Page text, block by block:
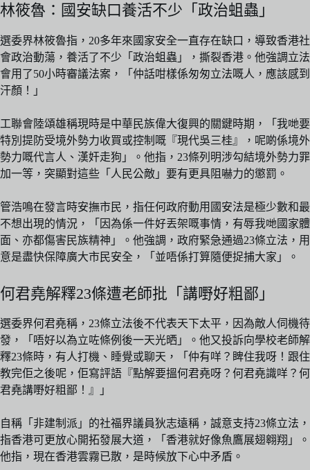
林筱魯：國安缺口養活不少「政治蛆蟲」
選委界林筱魯指，20多年來國家安全一直存在缺口，導致香港社
會政治動蕩，養活了不少「政治蛆蟲」，撕裂香港。他強調立法
會用了50小時審議法案，「仲話咁樣係匆匆立法嘅人，應該感到
汗顏！」
工聯會陸頌雄稱現時是中華民族偉大復興的關鍵時期，「我哋要
特別提防受境外勢力收買或控制嘅『現代吳三桂』，呢啲係境外
勢力嘅代言人、漢奸走狗」。他指，23條列明涉勾結境外勢力罪
加一等，突顯對這些「人民公敵」要有更具阻嚇力的懲罰。
管浩鳴在發言時安撫市民，指任何政府動用國安法是極少數和最
不想出現的情況，「因為係一件好丟架嘅事情，有辱我哋國家體
面、亦都傷害民族精神」。他強調，政府緊急通過23條立法，用
意是盡快保障廣大市民安全，「並唔係打算隨便捉捕大家」。
何君堯解釋23條遭老師批「講嘢好粗鄙」
選委界何君堯稱，23條立法後不代表天下太平，因為敵人伺機待
發，「唔好以為立咗條例後一天光晒」。他又投訴向學校老師解
釋23條時，有人打機、睡覺或聊天，「仲有咩？睥住我呀！跟住
教完佢之後呢，佢寫評語『點解要搵何君堯呀？何君堯識咩？何
君堯講嘢好粗鄙！』」
自稱「非建制派」的社福界議員狄志遠稱，誠意支持23條立法，
指香港可更放心開拓發展大道，「香港就好像魚鷹展翅翱翔」。
他指，現在香港雲霧已散，是時候放下心中矛盾。